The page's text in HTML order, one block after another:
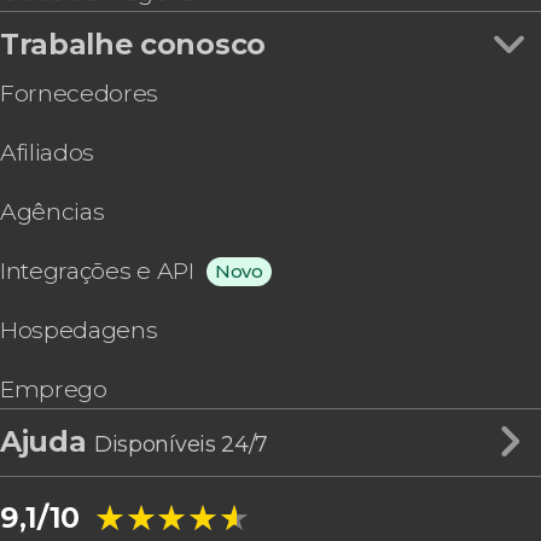
Trabalhe conosco
Fornecedores
Afiliados
Agências
Integrações e API Novo
Hospedagens
Emprego
Ajuda Disponíveis 24/7
9,1/10 ★★★★★
★★★★★